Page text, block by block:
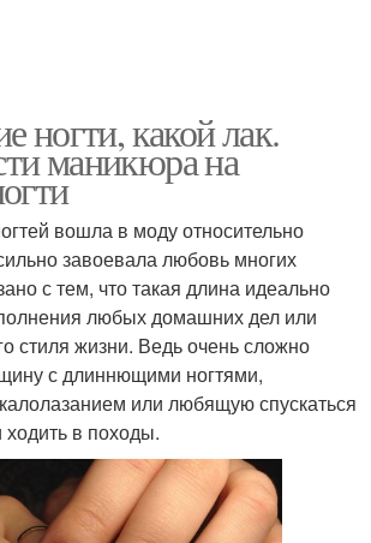
ногти, какой лак.
маникюра на
вошла в моду относительно
завоевала любовь многих
с тем, что такая длина идеально
любых домашних дел или
стиля жизни. Ведь очень сложно
с длиннющими ногтями,
или любящую спускаться
в походы.